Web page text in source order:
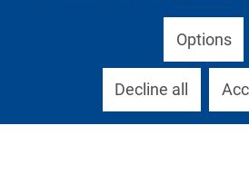
Options
Decline all